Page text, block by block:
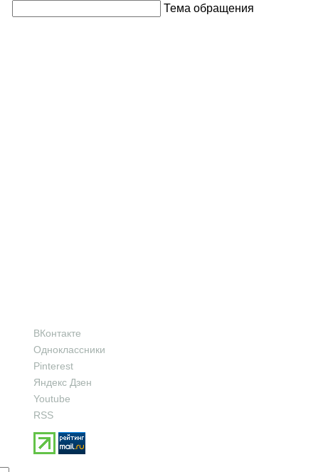
ВКонтакте
Одноклассники
Pinterest
Яндекс Дзен
Youtube
RSS
Тема обращения